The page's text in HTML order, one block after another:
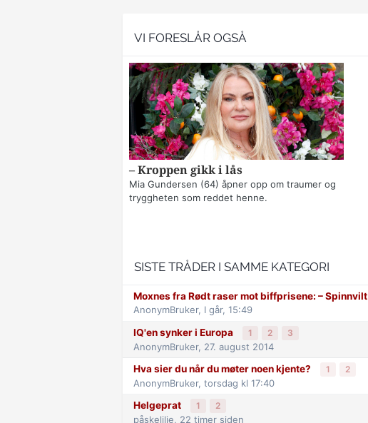
VI FORESLÅR OGSÅ
– Kroppen gikk i lås
Mia Gundersen (64) åpner opp om traumer og
tryggheten som reddet henne.
SISTE TRÅDER I SAMME KATEGORI
Moxnes fra Rødt raser mot biff­prisene: –⁠ Spinnvilt
AnonymBruker, I går, 15:49
IQ'en synker i Europa 1 2 3
AnonymBruker, 27. august 2014
Hva sier du når du møter noen kjente? 1 2
AnonymBruker, torsdag kl 17:40
Helgeprat 1 2
påskelilje, 22 timer siden